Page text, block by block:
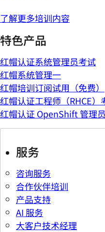
了解更多培训内容
特色产品
红帽认证系统管理员考试
红帽系统管理一
红帽培训订阅试用（免费）
红帽认证工程师（RHCE）
红帽认证 OpenShift 管理
服务
咨询服务
合作伙伴培训
产品支持
AI 服务
大客户技术经理